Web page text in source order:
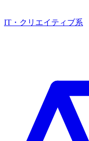
IT・クリエイティブ系